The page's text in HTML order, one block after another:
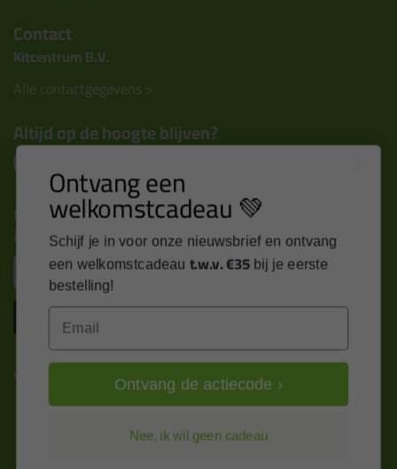
Contact
Kitcentrum B.V.
Alle contactgegevens >
Altijd op de hoogte blijven?
Nieuws, tips en exclusieve deals rechtstreeks in je
inbox
Inschrijven
Kitcentrum is trots op:
Ontvang een
welkomstcadeau 💚
Schijf je in voor onze nieuwsbrief en ontvang
een welkomstcadeau t.w.v. €35 bij je eerste
bestelling!
Ontvang de actiecode ›
Nee, ik wil geen cadeau